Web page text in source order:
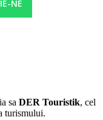
pe zi)
productie locala si
NE
sa DER Touristik, cel
turismului.